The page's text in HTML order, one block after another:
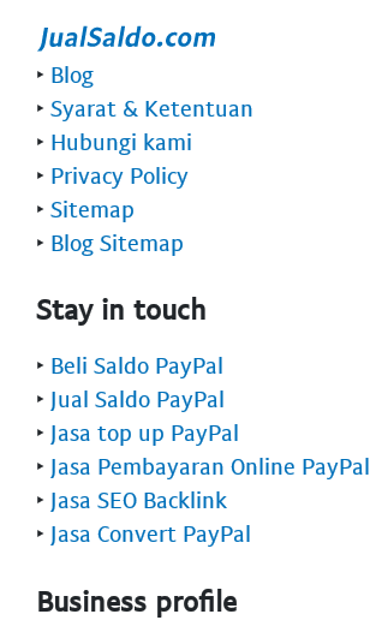
‣ Blog
‣ Syarat & Ketentuan
‣ Hubungi kami
‣ Privacy Policy
‣ Sitemap
‣ Blog Sitemap
Stay in touch
‣ Beli Saldo PayPal
‣ Jual Saldo PayPal
‣ Jasa top up PayPal
‣ Jasa Pembayaran Online PayPal
‣ Jasa SEO Backlink
‣ Jasa Convert PayPal
Business profile